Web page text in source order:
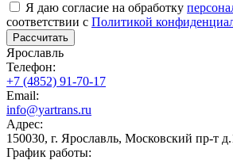
Я даю согласие на обработку
соответствии с Политикой
Рассчитать
Ярославль
Телефон:
+7 (4852) 91-70-17
Email:
info@yartrans.ru
Адрес:
150030, г. Ярославль, Московский пр-т
График работы: